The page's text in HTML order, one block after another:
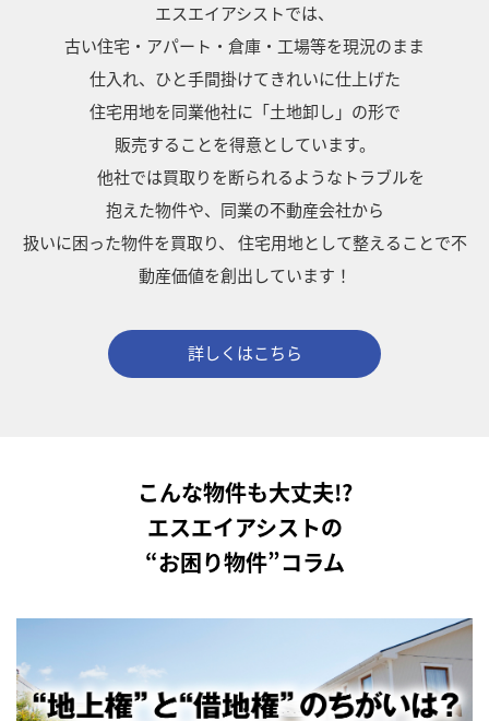
エスエイアシストでは、
古い住宅・アパート・倉庫・工場等を現況のまま
仕入れ、ひと手間掛けてきれいに仕上げた
住宅用地を同業他社に「土地卸し」の形で
販売することを得意としています。
他社では買取りを断られるようなトラブルを
抱えた物件や、同業の不動産会社から
扱いに困った物件を買取り、
住宅用地として整えることで不
動産価値を創出しています！
詳しくはこちら
こんな物件も大丈夫!?
エスエイアシストの
“お困り物件”コラム